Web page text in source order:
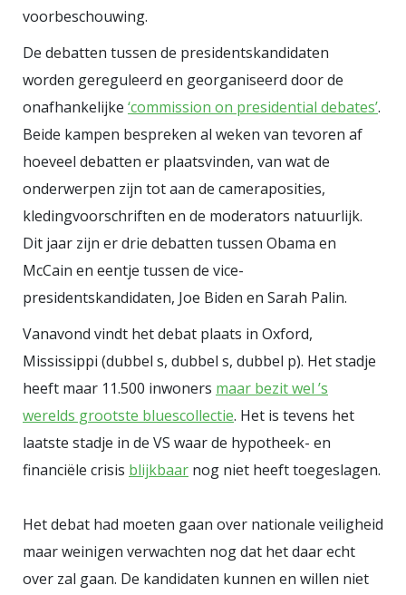
voorbeschouwing.
De debatten tussen de presidentskandidaten
worden gereguleerd en georganiseerd door de
onafhankelijke ‘commission on presidential debates’.
Beide kampen bespreken al weken van tevoren af
hoeveel debatten er plaatsvinden, van wat de
onderwerpen zijn tot aan de cameraposities,
kledingvoorschriften en de moderators natuurlijk.
Dit jaar zijn er drie debatten tussen Obama en
McCain en eentje tussen de vice-
presidentskandidaten, Joe Biden en Sarah Palin.
Vanavond vindt het debat plaats in Oxford,
Mississippi (dubbel s, dubbel s, dubbel p). Het stadje
heeft maar 11.500 inwoners maar bezit wel ’s
werelds grootste bluescollectie. Het is tevens het
laatste stadje in de VS waar de hypotheek- en
financiële crisis blijkbaar nog niet heeft toegeslagen.
Het debat had moeten gaan over nationale veiligheid
maar weinigen verwachten nog dat het daar echt
over zal gaan. De kandidaten kunnen en willen niet